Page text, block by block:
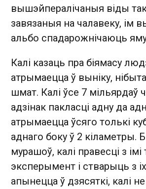
вышэйпералічаныя віды
завязаныя на чалавеку, ім
альбо спадарожнічаюць
Калі казаць пра біямасу
атрымаецца ў выніку,
шмат. Калі ўсе 7 мільярдаў
адзі­нак пакласці адну да
атрымаецца ўсяго толькі
аднаго боку ў 2 кіламетры.
мурашоў, калі правесці з імі
эксперымент і стварыць з
апынецца ў дзясяткі, калі